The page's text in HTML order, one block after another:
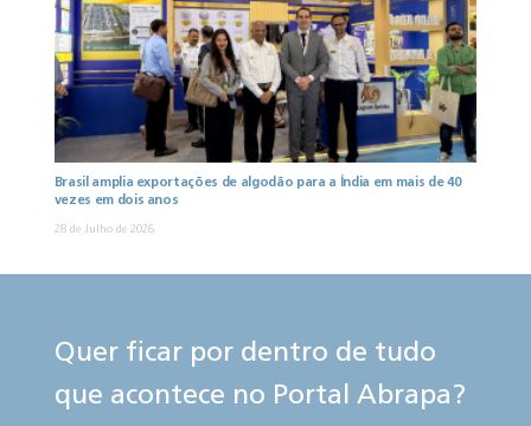
Brasil amplia exportações de algodão para a Índia em mais de 40
vezes em dois anos
28 de Julho de 2026
Quer ficar por dentro de tudo
que acontece no Portal Abrapa?